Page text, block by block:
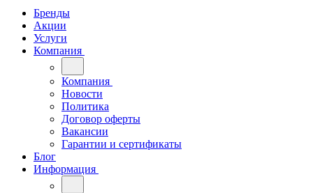
Бренды
Акции
Услуги
Компания
Компания
Новости
Политика
Договор оферты
Вакансии
Гарантии и сертификаты
Блог
Информация